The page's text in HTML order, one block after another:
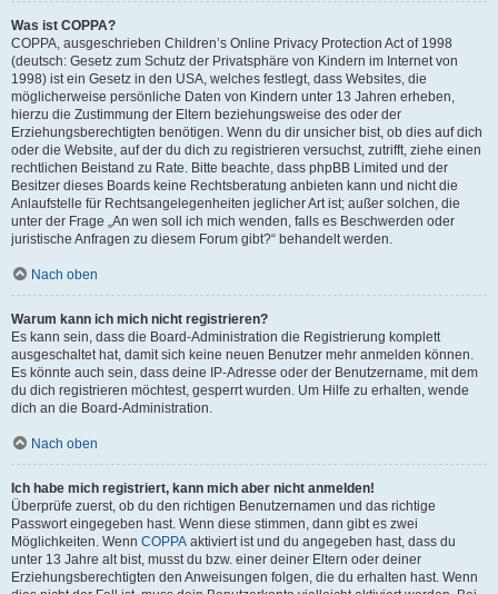
Was ist COPPA?
COPPA, ausgeschrieben Children’s Online Privacy Protection Act of 1998
(deutsch: Gesetz zum Schutz der Privatsphäre von Kindern im Internet von
1998) ist ein Gesetz in den USA, welches festlegt, dass Websites, die
möglicherweise persönliche Daten von Kindern unter 13 Jahren erheben,
hierzu die Zustimmung der Eltern beziehungsweise des oder der
Erziehungsberechtigten benötigen. Wenn du dir unsicher bist, ob dies auf dich
oder die Website, auf der du dich zu registrieren versuchst, zutrifft, ziehe einen
rechtlichen Beistand zu Rate. Bitte beachte, dass phpBB Limited und der
Besitzer dieses Boards keine Rechtsberatung anbieten kann und nicht die
Anlaufstelle für Rechtsangelegenheiten jeglicher Art ist; außer solchen, die
unter der Frage „An wen soll ich mich wenden, falls es Beschwerden oder
juristische Anfragen zu diesem Forum gibt?“ behandelt werden.
Nach oben
Warum kann ich mich nicht registrieren?
Es kann sein, dass die Board-Administration die Registrierung komplett
ausgeschaltet hat, damit sich keine neuen Benutzer mehr anmelden können.
Es könnte auch sein, dass deine IP-Adresse oder der Benutzername, mit dem
du dich registrieren möchtest, gesperrt wurden. Um Hilfe zu erhalten, wende
dich an die Board-Administration.
Nach oben
Ich habe mich registriert, kann mich aber nicht anmelden!
Überprüfe zuerst, ob du den richtigen Benutzernamen und das richtige
Passwort eingegeben hast. Wenn diese stimmen, dann gibt es zwei
Möglichkeiten. Wenn COPPA aktiviert ist und du angegeben hast, dass du
unter 13 Jahre alt bist, musst du bzw. einer deiner Eltern oder deiner
Erziehungsberechtigten den Anweisungen folgen, die du erhalten hast. Wenn